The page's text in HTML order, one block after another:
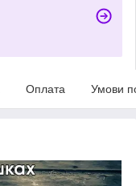
Оплата Умови